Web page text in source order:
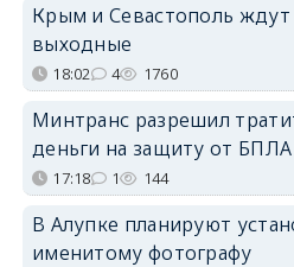
Крым и Севастополь
выходные
18:02 4 1760
Минтранс разрешил
деньги на защиту от БПЛА
17:18 1 144
В Алупке планируют
именитому фотографу